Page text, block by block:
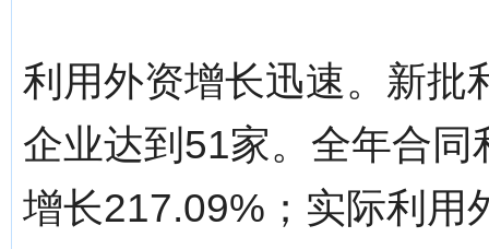
利用外资增长迅速。新批
企业达到51家。全年合
增长217.09%；实际利用